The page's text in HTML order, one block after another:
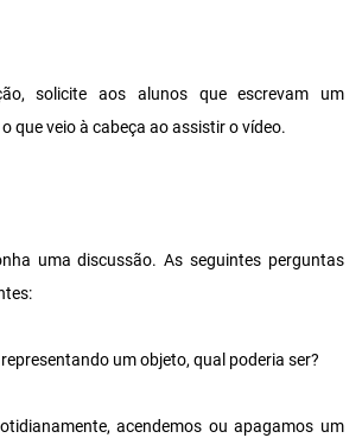
solicite aos alunos que escrevam um
que veio à cabeça ao assistir o vídeo.
uma discussão. As seguintes perguntas
representando um objeto, qual poderia ser?
acendemos ou apagamos um